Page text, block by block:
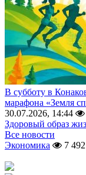
В субботу в
марафона «Земля
30.07.2026, 14:44
Здоровый образ
Все новости
Экономика
7 492